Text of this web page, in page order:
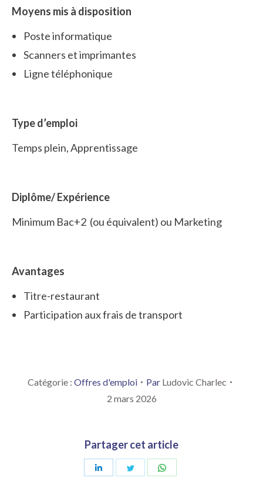
Moyens mis à disposition
Poste informatique
Scanners et imprimantes
Ligne téléphonique
Type d’emploi
Temps plein, Apprentissage
Diplôme/ Expérience
Minimum Bac+2 (ou équivalent) ou Marketing
Avantages
Titre-restaurant
Participation aux frais de transport
Catégorie : Offres d'emploi Par Ludovic Charlec
2 mars 2026
Partager cet article
Partager Partager